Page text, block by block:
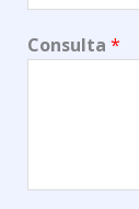
Consulta *